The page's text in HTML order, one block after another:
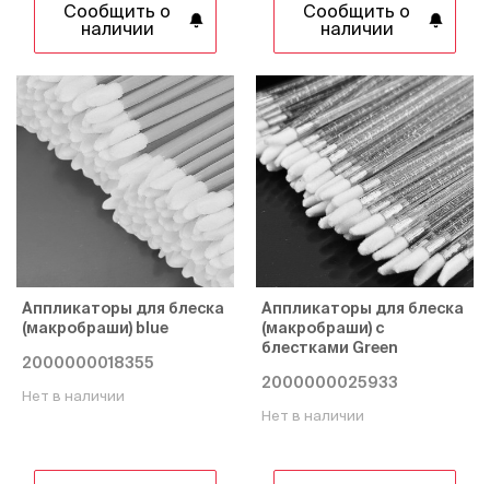
Сообщить о
наличии
Сообщить о
наличии
Аппликаторы для блеска
(макробраши) blue
2000000018355
Нет в наличии
Аппликаторы для блеска
(макробраши) с
блестками Green
2000000025933
Нет в наличии